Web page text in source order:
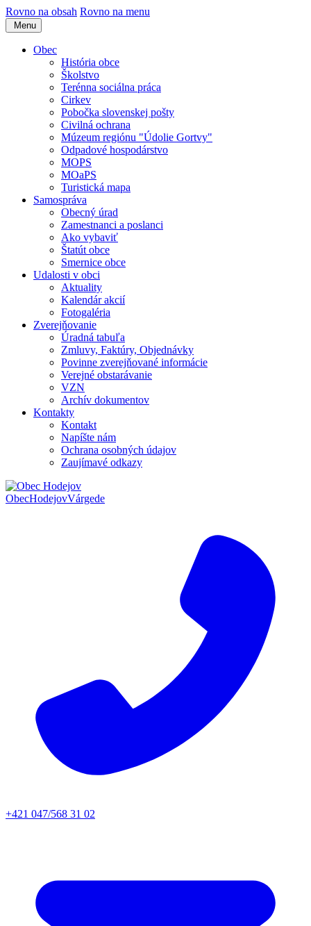
Rovno na obsah Rovno na menu
Menu
Obec
História obce
Školstvo
Terénna sociálna práca
Cirkev
Pobočka slovenskej pošty
Civilná ochrana
Múzeum regiónu "Údolie Gortvy"
Odpadové hospodárstvo
MOPS
MOaPS
Turistická mapa
Samospráva
Obecný úrad
Zamestnanci a poslanci
Ako vybaviť
Štatút obce
Smernice obce
Udalosti v obci
Aktuality
Kalendár akcií
Fotogaléria
Zverejňovanie
Úradná tabuľa
Zmluvy, Faktúry, Objednávky
Povinne zverejňované informácie
Verejné obstarávanie
VZN
Archív dokumentov
Kontakty
Kontakt
Napíšte nám
Ochrana osobných údajov
Zaujímavé odkazy
ObecHodejovVárgede
+421 047/568 31 02